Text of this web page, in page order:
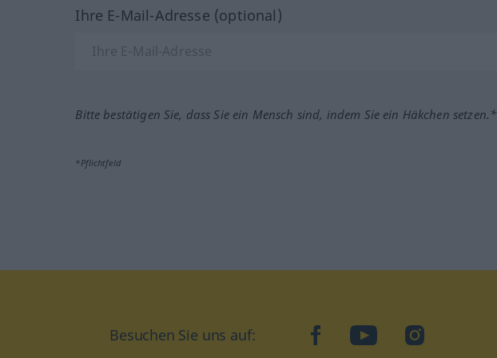
Ihre E-Mail-Adresse (optional)
Bitte bestätigen Sie, dass Sie ein Mensch sind, indem Sie ein Häkchen setzen.*
*Pflichtfeld
Besuchen Sie uns auf: facebookYouTubeInstagram